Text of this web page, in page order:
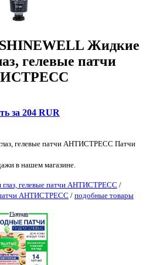
SHINEWELL Жидкие
гелевые патчи
за 204 RUR
гелевые патчи АНТИСТРЕСС Патчи
в нашем магазине.
глаз, гелевые патчи АНТИСТРЕСС /
патчи АНТИСТРЕСС / подобные товары